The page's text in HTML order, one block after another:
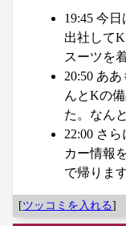
19:45 今
出社して
スーツを
20:50 あ
んとKの
た。なん
22:00 さ
カー情報
で帰ります
[ツッコミを入れる]